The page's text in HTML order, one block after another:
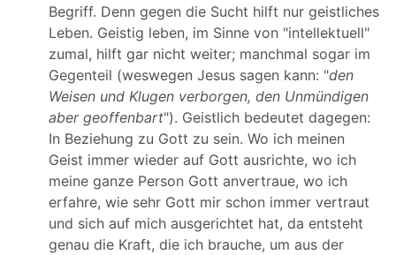
Begriff. Denn gegen die Sucht hilft nur geistliches
Leben. Geistig leben, im Sinne von "intellektuell"
zumal, hilft gar nicht weiter; manchmal sogar im
Gegenteil (weswegen Jesus sagen kann: "den
Weisen und Klugen verborgen, den Unmündigen
aber geoffenbart"). Geistlich bedeutet dagegen:
In Beziehung zu Gott zu sein. Wo ich meinen
Geist immer wieder auf Gott ausrichte, wo ich
meine ganze Person Gott anvertraue, wo ich
erfahre, wie sehr Gott mir schon immer vertraut
und sich auf mich ausgerichtet hat, da entsteht
genau die Kraft, die ich brauche, um aus der